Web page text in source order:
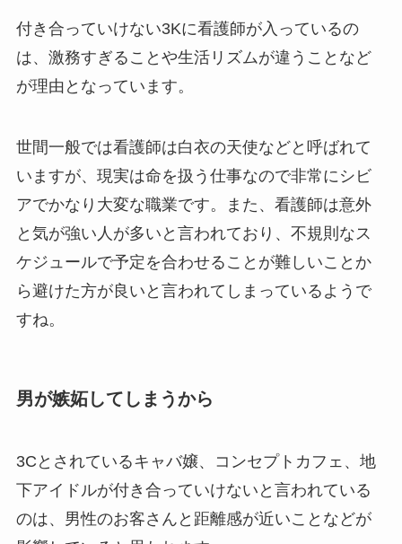
付き合っていけない3Kに看護師が入っているの
は、激務すぎることや生活リズムが違うことなど
が理由となっています。
世間一般では看護師は白衣の天使などと呼ばれて
いますが、現実は命を扱う仕事なので非常にシビ
アでかなり大変な職業です。また、看護師は意外
と気が強い人が多いと言われており、不規則なス
ケジュールで予定を合わせることが難しいことか
ら避けた方が良いと言われてしまっているようで
すね。
男が嫉妬してしまうから
3Cとされているキャバ嬢、コンセプトカフェ、地
下アイドルが付き合っていけないと言われている
のは、男性のお客さんと距離感が近いことなどが